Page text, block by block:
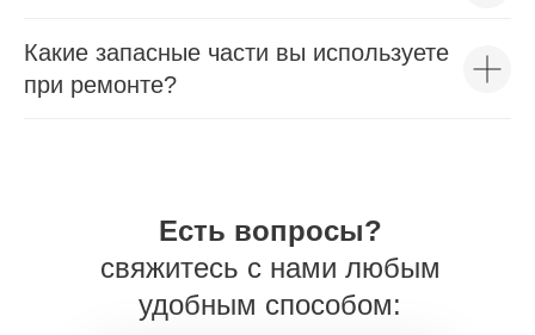
Какие запасные части вы используете
при ремонте?
Есть вопросы?
свяжитесь с нами любым
удобным способом: